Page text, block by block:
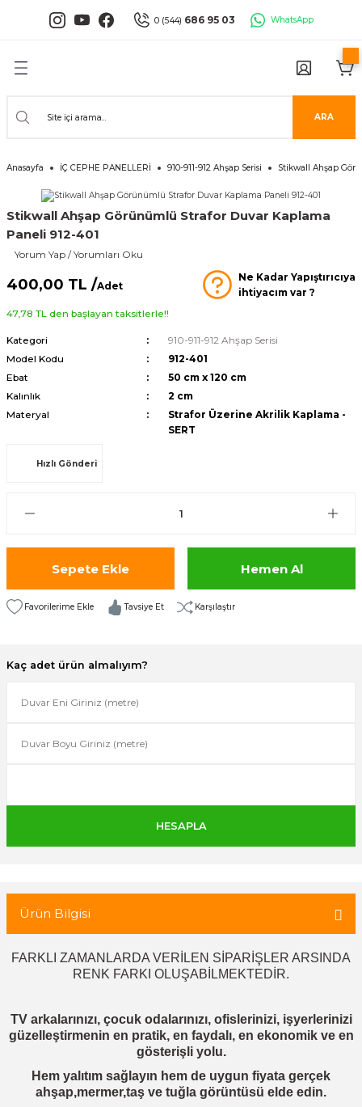
0 (544) 686 95 03 WhatsApp
Geri Dön
933
Geri Dön
PANELLER
Geri Dön
Geri Dön
Geri Dön
Paneller
Geri Dön
ARA
Anasayfa İÇ CEPHE PANELLERİ 910-911-912 Ahşap Serisi Stikwall Ahşap
Stikwall Ahşap Görünümlü Strafor Duvar Kaplama
Paneli 912-401
Yorum Yap / Yorumları Oku
400,00 TL /Adet
Ne Kadar Yapıştırıcıya
ihtiyacım var ?
47,78 TL den başlayan taksitlerle!!
Kategori
910-911-912 Ahşap Serisi
Model Kodu
912-401
Ebat
50 cm x 120 cm
Kalınlık
2 cm
Materyal
Strafor Üzerine Akrilik Kaplama -
SERT
Hızlı Gönderi
Sepete Ekle Hemen Al
Tavsiye Et Karşılaştır
Kaç adet ürün almalıyım?
Ürün Bilgisi
FARKLI ZAMANLARDA VERİLEN SİPARİŞLER ARSINDA
RENK FARKI OLUŞABİLMEKTEDİR.
TV arkalarınızı, çocuk odalarınızı, ofislerinizi, işyerlerinizi
güzelleştirmenin en pratik, en faydalı, en ekonomik ve en
gösterişli yolu.
Hem yalıtım sağlayın hem de uygun fiyata gerçek
ahşap,mermer,taş ve tuğla görüntüsü elde edin.